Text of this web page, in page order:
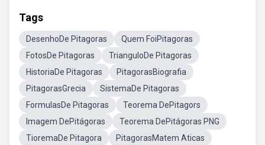
Tags
DesenhoDe Pitagoras
Quem FoiPitagoras
FotosDe Pitagoras
TrianguloDe Pitagoras
HistoriaDe Pitagoras
PitagorasBiografia
PitagorasGrecia
SistemaDe Pitagoras
FormulasDe Pitagoras
Teorema DePitagors
Imagem DePitágoras
Teorema DePitágoras PNG
TioremaDe Pitagora
PitagorasMatem Aticas